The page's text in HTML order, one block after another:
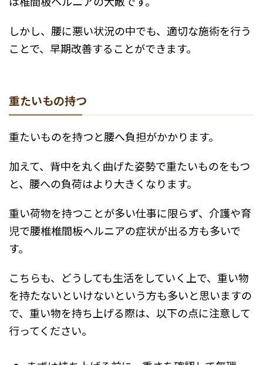
しかし、腰に悪い状況の中でも、適切な施術を行う
ことで、早期改善することができます。
重たいもの持つ
重たいものを持つと腰へ負担がかかります。
加えて、背中を丸く曲げた姿勢で重たいものをもつ
と、腰への負荷はより大きくなります。
重い荷物を持つことが多い仕事に限らず、介護や育
児で腰椎椎間板ヘルニアの症状が出る方も多いで
す。
こちらも、どうしても生活をしていく上で、重い物
を持たないといけないという方も多いと思いますの
で、重い物を持ち上げる際は、以下の点に注意して
行ってください。